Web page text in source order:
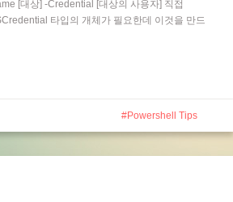
[대상] -Credential [대상의 사용자] 직접
타입의 개체가 필요한데 이것을 만드
Powershell Tips